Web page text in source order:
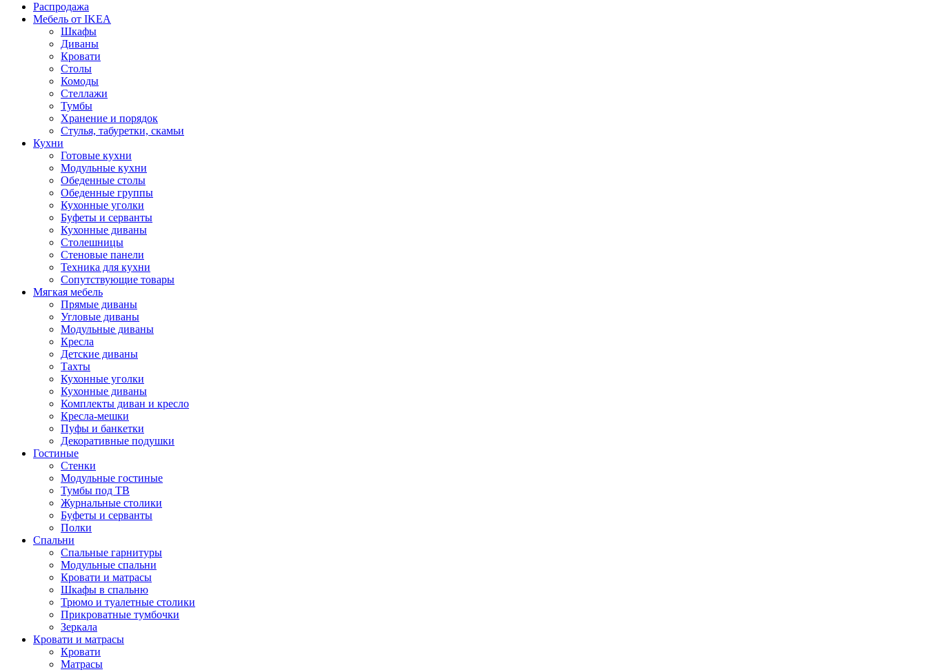
Распродажа
Мебель от IKEA
Шкафы
Диваны
Кровати
Столы
Комоды
Стеллажи
Тумбы
Хранение и порядок
Стулья, табуретки, скамьи
Кухни
Готовые кухни
Модульные кухни
Обеденные столы
Обеденные группы
Кухонные уголки
Буфеты и серванты
Кухонные диваны
Столешницы
Стеновые панели
Техника для кухни
Сопутствующие товары
Мягкая мебель
Прямые диваны
Угловые диваны
Модульные диваны
Кресла
Детские диваны
Тахты
Кухонные уголки
Кухонные диваны
Комплекты диван и кресло
Кресла-мешки
Пуфы и банкетки
Декоративные подушки
Гостиные
Стенки
Модульные гостиные
Тумбы под ТВ
Журнальные столики
Буфеты и серванты
Полки
Спальни
Спальные гарнитуры
Модульные спальни
Кровати и матрасы
Шкафы в спальню
Трюмо и туалетные столики
Прикроватные тумбочки
Зеркала
Кровати и матрасы
Кровати
Матрасы